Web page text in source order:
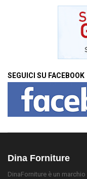
SEGUICI SU FACEBOOK
Dina Forniture
DinaForniture è un marchio